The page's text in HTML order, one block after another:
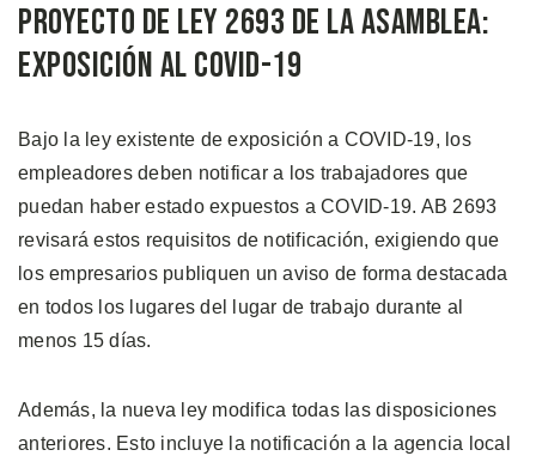
Proyecto de Ley 2693 de la Asamblea:
Exposición al COVID-19
Bajo la ley existente de exposición a COVID-19, los
empleadores deben notificar a los trabajadores que
puedan haber estado expuestos a COVID-19. AB 2693
revisará estos requisitos de notificación, exigiendo que
los empresarios publiquen un aviso de forma destacada
en todos los lugares del lugar de trabajo durante al
menos 15 días.
Además, la nueva ley modifica todas las disposiciones
anteriores. Esto incluye la notificación a la agencia local